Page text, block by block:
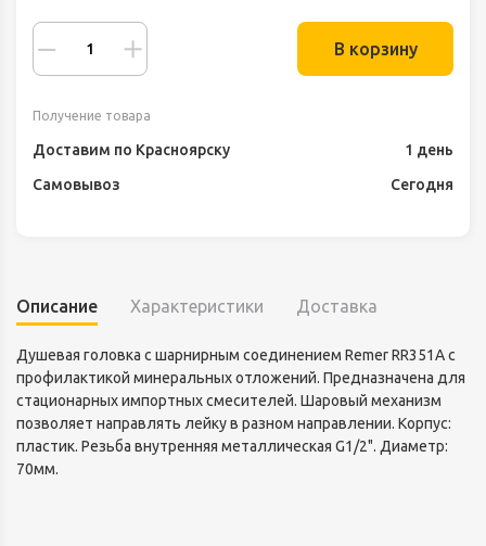
В корзину
Получение товара
Доставим по Красноярску
1 день
Самовывоз
Сегодня
Описание Характеристики Доставка
Душевая головка с шарнирным соединением Remer RR351A с
профилактикой минеральных отложений. Предназначена для
стационарных импортных смесителей. Шаровый механизм
позволяет направлять лейку в разном направлении. Корпус:
пластик. Резьба внутренняя металлическая G1/2". Диаметр:
70мм.